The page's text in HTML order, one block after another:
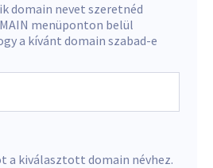
domain nevet szeretnéd
menüponton belül
a kívánt domain szabad-e
a kiválasztott domain névhez.